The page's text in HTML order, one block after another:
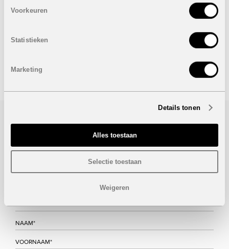
Voorkeuren
Statistieken
Marketing
Details tonen
Alles toestaan
Selectie toestaan
Weigeren
De prijs is inclusief ondergrondse autostaanplaats en
Onder voorbehoud van eventuele prijswijzigingen.
STUUR NAAR EEN VRIEND
Wenst u meer informatie over dit project, gelieve dan dit
formulier in te vullen. Wij houden u zo snel mogelijk op de